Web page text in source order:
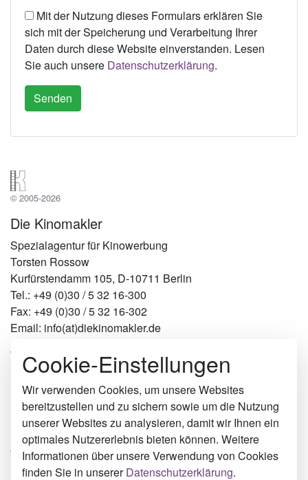
Mit der Nutzung dieses Formulars erklären Sie
sich mit der Speicherung und Verarbeitung Ihrer
Daten durch diese Website einverstanden. Lesen
Sie auch unsere Datenschutzerklärung.
© 2005-2026
Die Kinomakler
Spezialagentur für Kinowerbung
Torsten Rossow
Kurfürstendamm 105, D-10711 Berlin
Tel.: +49 (0)30 / 5 32 16-300
Fax: +49 (0)30 / 5 32 16-302
Email: info(at)diekinomakler.de
Werben in Städten
Berlin
Hamburg
München
Köln
Reutlingen
Wolfhagen
Meitingen
Cookie-Einstellungen
Wir verwenden Cookies, um unsere Websites
bereitzustellen und zu sichern sowie um die Nutzung
unserer Websites zu analysieren, damit wir Ihnen ein
optimales Nutzererlebnis bieten können. Weitere
Informationen über unsere Verwendung von Cookies
finden Sie in unsererDatenschutzerklärung.